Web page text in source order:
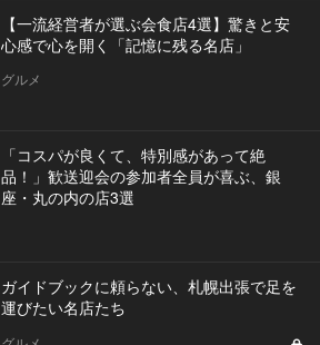
【一流経営者が選ぶ会食店4選】驚きと安
心感で心を開く「記憶に残る名店」
グルメ
「コスパが良くて、特別感があって絶
品！」歓送迎会の参加者全員が喜ぶ、銀
座・丸の内の店3選
ガイドブックに頼らない、札幌出張で足を
運びたい名店たち